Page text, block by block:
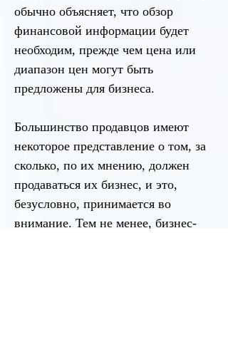
обычно объясняет, что обзор
финансовой информации будет
необходим, прежде чем цена или
диапазон цен могут быть
предложены для бизнеса.
Большинство продавцов имеют
некоторое представление о том, за
сколько, по их мнению, должен
продаваться их бизнес, и это,
безусловно, принимается во
внимание. Тем не менее, бизнес-